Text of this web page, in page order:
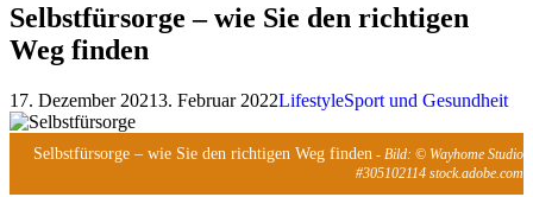
Selbstfürsorge – wie Sie den richtigen
Weg finden
17. Dezember 20213. Februar 2022LifestyleSport und Gesundheit
Selbstfürsorge – wie Sie den richtigen Weg finden - Bild: © Wayhome Studio
#305102114 stock.adobe.com